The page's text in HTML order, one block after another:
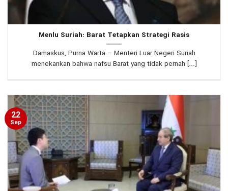
Menlu Suriah: Barat Tetapkan Strategi Rasis
Damaskus, Purna Warta – Menteri Luar Negeri Suriah
menekankan bahwa nafsu Barat yang tidak pernah [...]
22
Sep